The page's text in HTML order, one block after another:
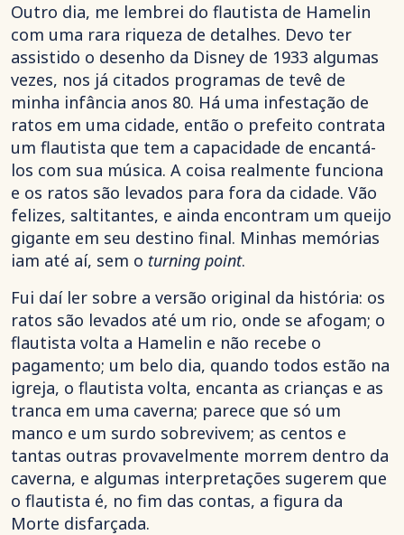
Outro dia, me lembrei do flautista de Hamelin
com uma rara riqueza de detalhes. Devo ter
assistido o desenho da Disney de 1933 algumas
vezes, nos já citados programas de tevê de
minha infância anos 80. Há uma infestação de
ratos em uma cidade, então o prefeito contrata
um flautista que tem a capacidade de encantá-
los com sua música. A coisa realmente funciona
e os ratos são levados para fora da cidade. Vão
felizes, saltitantes, e ainda encontram um queijo
gigante em seu destino final. Minhas memórias
iam até aí, sem o turning point.
Fui daí ler sobre a versão original da história: os
ratos são levados até um rio, onde se afogam; o
flautista volta a Hamelin e não recebe o
pagamento; um belo dia, quando todos estão na
igreja, o flautista volta, encanta as crianças e as
tranca em uma caverna; parece que só um
manco e um surdo sobrevivem; as centos e
tantas outras provavelmente morrem dentro da
caverna, e algumas interpretações sugerem que
o flautista é, no fim das contas, a figura da
Morte disfarçada.